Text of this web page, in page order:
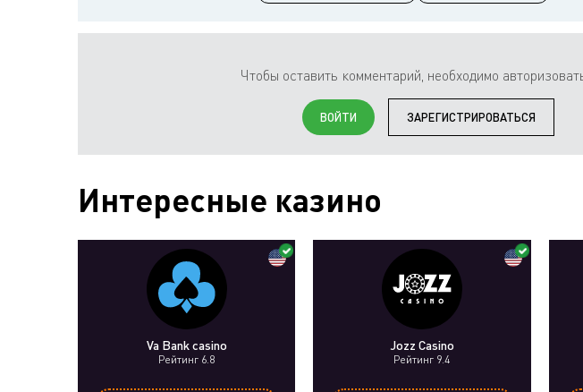
Чтобы оставить комментарий, необходимо
ВОЙТИ ЗАРЕГИСТРИРОВАТЬСЯ
Интересные казино
Va Bank casino
Рейтинг 6.8
Jozz Casino
Рейтинг 9.4